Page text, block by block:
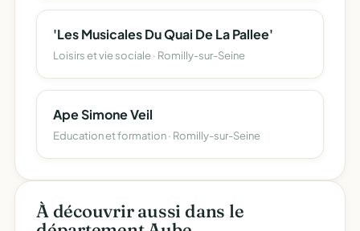
'Les Musicales Du Quai De La Pallee'
Loisirs et vie sociale · Romilly-sur-Seine
Ape Simone Veil
Education et formation · Romilly-sur-Seine
À découvrir aussi dans le